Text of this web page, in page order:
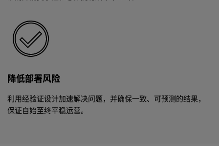
降低部署风险
利用经验证设计加速解决问题，并确保一致、可预测的结果，
保证自始至终平稳运营。